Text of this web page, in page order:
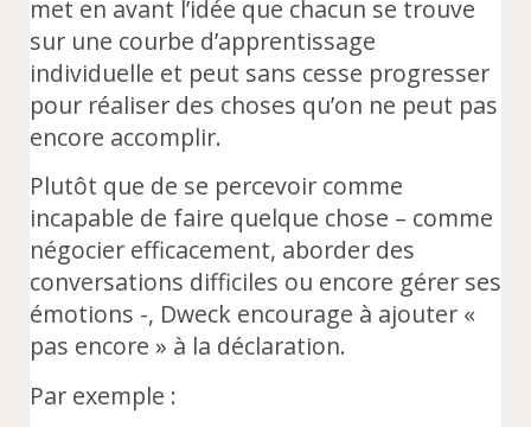
met en avant l’idée que chacun se trouve
sur une courbe d’apprentissage
individuelle et peut sans cesse progresser
pour réaliser des choses qu’on ne peut pas
encore accomplir.
Plutôt que de se percevoir comme
incapable de faire quelque chose – comme
négocier efficacement, aborder des
conversations difficiles ou encore gérer ses
émotions -, Dweck encourage à ajouter «
pas encore » à la déclaration.
Par exemple :